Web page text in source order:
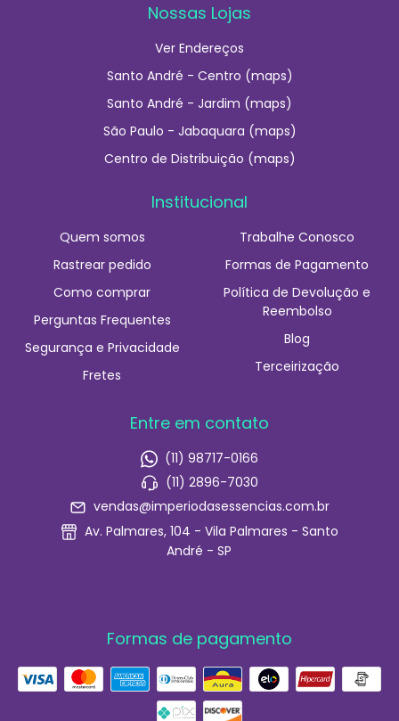
Nossas Lojas
Ver Endereços
Santo André - Centro (maps)
Santo André - Jardim (maps)
São Paulo - Jabaquara (maps)
Centro de Distribuição (maps)
Institucional
Quem somos
Rastrear pedido
Como comprar
Perguntas Frequentes
Segurança e Privacidade
Fretes
Trabalhe Conosco
Formas de Pagamento
Política de Devolução e
Reembolso
Blog
Terceirização
Entre em contato
(11) 98717-0166
(11) 2896-7030
vendas@imperiodasessencias.com.br
Av. Palmares, 104 - Vila Palmares - Santo
André - SP
Formas de pagamento